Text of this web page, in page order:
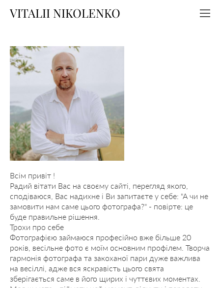
VITALII NIKOLENKO
Всім привіт !
Радий вітати Вас на своєму сайті, перегляд якого,
сподіваюся, Вас надихне і Ви запитаєте у себе: "А чи не
замовити нам саме цього фотографа?" - повірте: це
буде правильне рішення.
Трохи про себе
Фотографією займаюся професійно вже більше 20
років, весільне фото є моїм основним профілем. Творча
гармонія фотографа та закоханої пари дуже важлива
на весіллі, адже вся яскравість цього свята
зберігається саме в його щирих і чуттєвих моментах.